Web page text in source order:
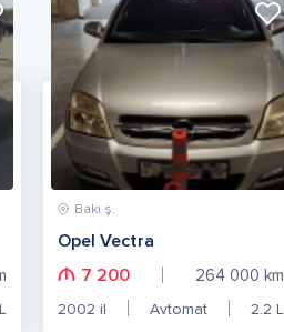
L
Bakı ş.
Opel Vectra
7 200
264 000 km
2002 il Avtomat 2.2 L